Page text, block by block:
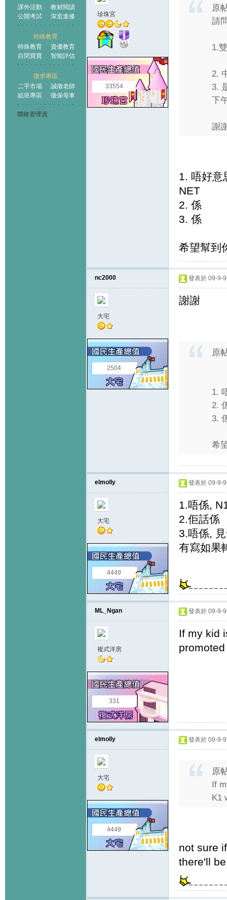
課外活動
教材閱讀
公開考試
深造進修
特殊教育
特殊教育
資優教育
自閉寶寶
智能評估
徵求專區
二手市場
誠徵老師
組班專區
徵保母車
聯絡管理員
珍珠宮
33554
原
請
1.
2.
3.
下
謝
1. 唔好意
NET
2. 係
3. 係
希望幫到
nc2000
大宅
2504
發表於 09-9-
謝謝
原
1.
2.
3.
希
elmolly
大宅
4449
發表於 09-9-
1.唔係,
2.佢話係
3.唔係,
有寫如果
ML_Ngan
複式洋房
331
發表於 09-9-
If my kid
elmolly
大宅
4449
發表於 09-9-
原
If
K1
not sure
there'll